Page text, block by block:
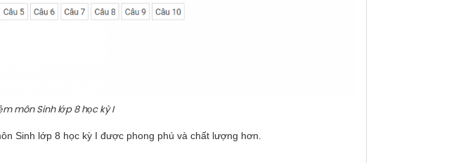
môn Sinh lớp 8 học kỳ I
Sinh lớp 8 học kỳ I được phong phú và chất lượng hơn.